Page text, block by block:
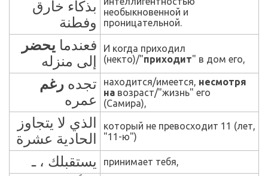
بذكاء خارق
وفطنة
необыкновенной и
проницательной.
فعندما يحضر
إلى منزله
И когда приходил
(некто)/"приходит" в дом его,
تجده رغم
عمره
находится/имеется, несмотря
на возраст/"жизнь" его
(Самира),
الذي لا يتجاوز
الحادية عشرة
который не превосходит 11 (лет,
"11-ю")
يستقبلك ، ـ принимает тебя,